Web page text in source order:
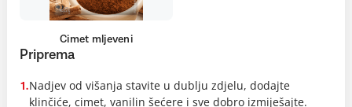
Cimet mljeveni
Priprema
1.Nadjev od višanja stavite u dublju zdjelu, dodajte
klinčiće, cimet, vanilin šećere i sve dobro izmiješajte.